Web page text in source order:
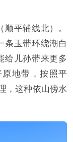
平辅线北）。
条玉带环绕潮白
给儿孙带来更多
地带，按照平
，这种依山傍水